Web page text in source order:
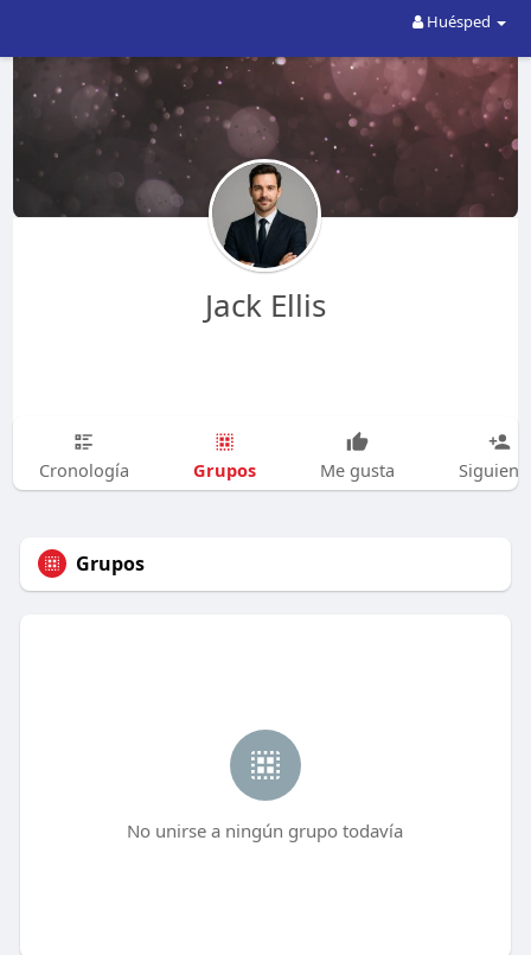
Huésped
Jack Ellis
Cronología Grupos Me gusta
Grupos
No unirse a ningún grupo todavía